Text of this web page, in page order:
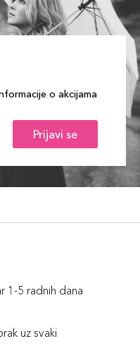
o akcijama
Prijavi se
1-5 radnih dana
uz svaki